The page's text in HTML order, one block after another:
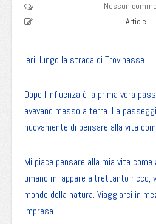
Nessun
Article
Ieri, lungo la strada di Trovinasse.
Dopo l’influenza è la prima vera
avevano messo a terra. La
nuovamente di pensare alla vita
Mi piace pensare alla mia vita come
umano mi appare altrettanto ricco,
mondo della natura. Viaggiarci in
impresa.